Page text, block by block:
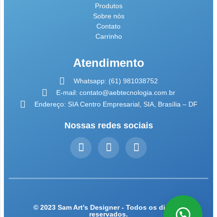
Produtos
Sobre nós
Contato
Carrinho
Atendimento
Whatsapp: (61) 981038752
E-mail: contato@aebtecnologia.com.br
Endereço: SIA Centro Empresarial, SIA, Brasília – DF
Nossas redes sociais
© 2023 Sam Art's Designer - Todos os direitos
reservados.